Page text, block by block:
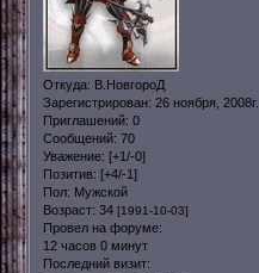
Откуда: В.НовгороД
Зарегистрирован: 26 ноября, 2008г.
Приглашений: 0
Сообщений: 70
Уважение: [+1/-0]
Позитив: [+4/-1]
Пол: Мужской
Возраст: 34 [1991-10-03]
Провел на форуме:
12 часов 0 минут
Последний визит: